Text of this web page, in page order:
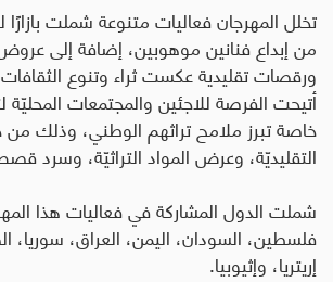
تخلل المهرجان فعاليات متنوعة شملت بازارًا
من إبداع فنانين موهوبين، إضافة إلى
ورقصات تقليدية عكست ثراء وتنوع
أتيحت الفرصة للاجئين والمجتمعات
خاصة تبرز ملامح تراثهم الوطني، وذلك من
التقليديّة، وعرض المواد التراثيّة، وسرد
شملت الدول المشاركة في فعاليات هذا
فلسطين، السودان، اليمن، العراق، سوريا،
إريتريا، وإثيوبيا.